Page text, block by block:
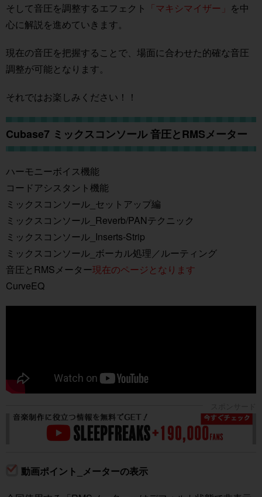
そして音圧を調整するエフェクト 「マキシマイザー」 を中
心に解説を進めていきます。
現在の音圧を把握することで、場面に合わせた的確な音圧
調整が可能となります。
それではお楽しみください！！
Cubase7 ミックスコンソール 音圧とRMSメーター
ハーモニーボイス機能
コードアシスタント機能
ミックスコンソール_セットアップ編
ミックスコンソール_Reverb/PANテクニック
ミックスコンソール_Inserts-Strip
ミックスコンソール_ボーカル処理／ルーティング
音圧とRMSメーター現在のページとなります
CurveEQ
動画ポイント_メーターの表示